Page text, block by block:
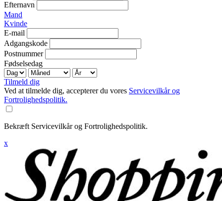
Efternavn
Mand
Kvinde
E-mail
Adgangskode
Postnummer
Fødselsedag
Tilmeld dig
Ved at tilmelde dig, accepterer du vores Servicevilkår og
Fortrolighedspolitik.
Bekræft Servicevilkår og Fortrolighedspolitik.
x